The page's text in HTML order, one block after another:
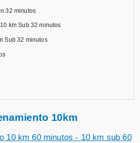
32 minutos
km Sub 32 minutos
Sub 32 minutos
10km
10 km 60 minutos - 10 km sub 60